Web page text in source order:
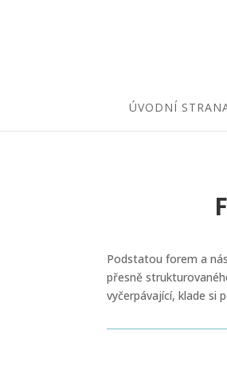
ÚVODNÍ
Podstatou forem a
přesně
vyčerpávající, klade si